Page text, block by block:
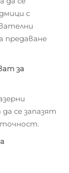
с
предаване
за
се запазят
точност.